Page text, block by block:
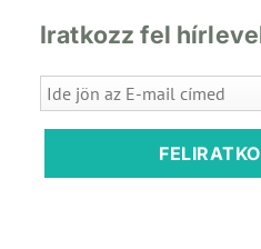
Iratkozz fel